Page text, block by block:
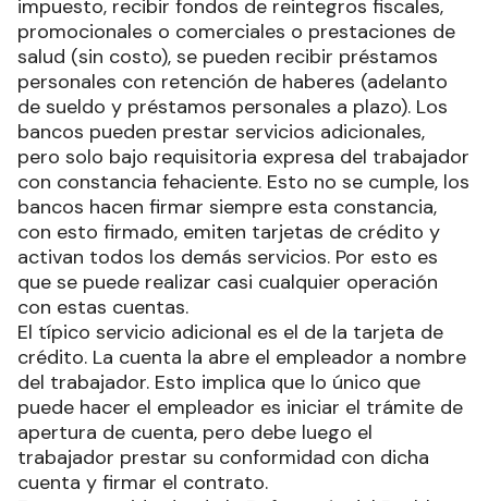
impuesto, recibir fondos de reintegros fiscales,
promocionales o comerciales o prestaciones de
salud (sin costo), se pueden recibir préstamos
personales con retención de haberes (adelanto
de sueldo y préstamos personales a plazo). Los
bancos pueden prestar servicios adicionales,
pero solo bajo requisitoria expresa del trabajador
con constancia fehaciente. Esto no se cumple, los
bancos hacen firmar siempre esta constancia,
con esto firmado, emiten tarjetas de crédito y
activan todos los demás servicios. Por esto es
que se puede realizar casi cualquier operación
con estas cuentas.
El típico servicio adicional es el de la tarjeta de
crédito. La cuenta la abre el empleador a nombre
del trabajador. Esto implica que lo único que
puede hacer el empleador es iniciar el trámite de
apertura de cuenta, pero debe luego el
trabajador prestar su conformidad con dicha
cuenta y firmar el contrato.